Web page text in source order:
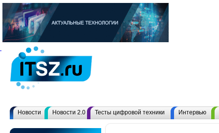
Новости Новости 2.0 Тесты цифровой техники Интервью